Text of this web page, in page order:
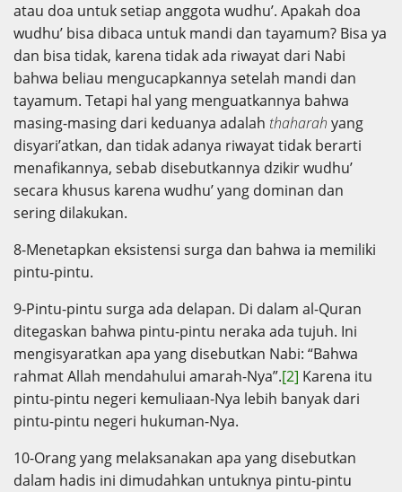
atau doa untuk setiap anggota wudhu’. Apakah doa
wudhu’ bisa dibaca untuk mandi dan tayamum? Bisa ya
dan bisa tidak, karena tidak ada riwayat dari Nabi
bahwa beliau mengucapkannya setelah mandi dan
tayamum. Tetapi hal yang menguatkannya bahwa
masing-masing dari keduanya adalah thaharah yang
disyari’atkan, dan tidak adanya riwayat tidak berarti
menafikannya, sebab disebutkannya dzikir wudhu’
secara khusus karena wudhu’ yang dominan dan
sering dilakukan.
8-Menetapkan eksistensi surga dan bahwa ia memiliki
pintu-pintu.
9-Pintu-pintu surga ada delapan. Di dalam al-Quran
ditegaskan bahwa pintu-pintu neraka ada tujuh. Ini
mengisyaratkan apa yang disebutkan Nabi: “Bahwa
rahmat Allah mendahului amarah-Nya”.[2] Karena itu
pintu-pintu negeri kemuliaan-Nya lebih banyak dari
pintu-pintu negeri hukuman-Nya.
10-Orang yang melaksanakan apa yang disebutkan
dalam hadis ini dimudahkan untuknya pintu-pintu